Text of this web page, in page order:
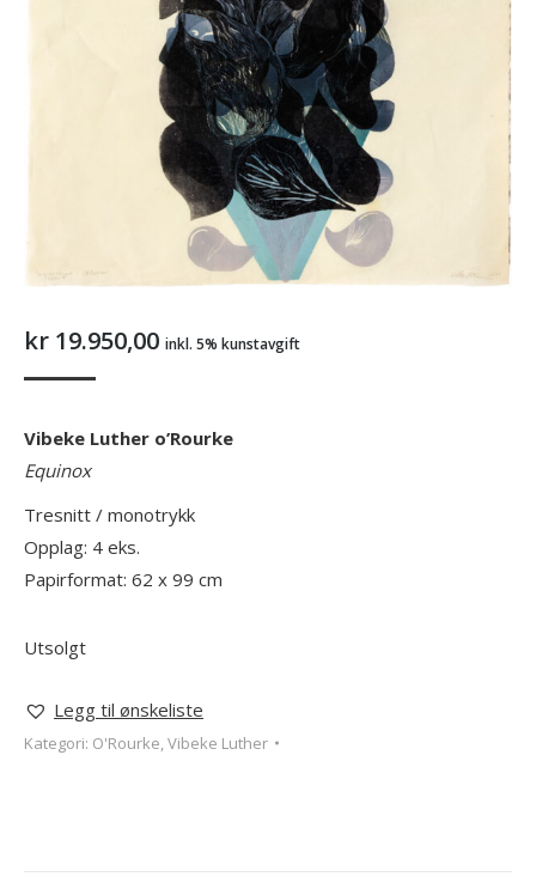
kr 19.950,00 inkl. 5% kunstavgift
Vibeke Luther o’Rourke
Equinox
Tresnitt / monotrykk
Opplag: 4 eks.
Papirformat: 62 x 99 cm
Utsolgt
Legg til ønskeliste
Kategori: O'Rourke, Vibeke Luther